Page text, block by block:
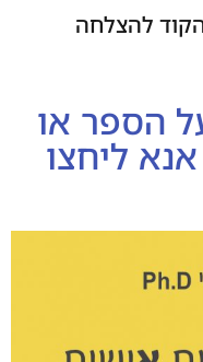
להצלחה
הספר או
ליחצו